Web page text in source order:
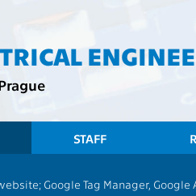
STAFF
Google Tag Manager,